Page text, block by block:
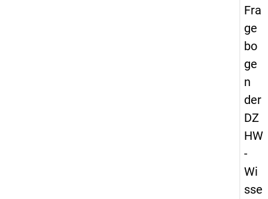
Fra
ge
bo
ge
n
der
DZ
HW
-
Wi
sse